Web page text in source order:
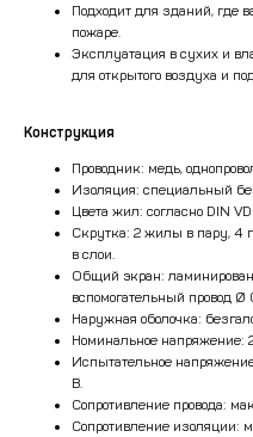
Подходит для зданий, где
пожаре.
Эксплуатация в сухих и
для открытого воздуха и
Конструкция
Проводник: медь,
Изоляция: специальный
Цвета жил: согласно DIN
Скрутка: 2 жилы в пару, 4
в слои.
Общий экран:
вспомогательный провод Ø
Наружная оболочка:
Номинальное напряжение:
Испытательное
В.
Сопротивление провода:
Сопротивление